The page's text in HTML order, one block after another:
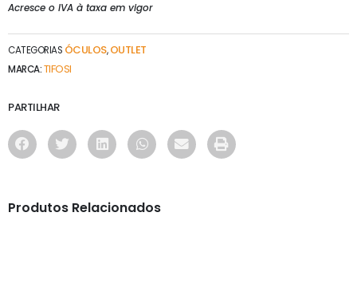
Acresce o IVA à taxa em vigor
CATEGORIAS ÓCULOS,OUTLET
MARCA:TIFOSI
PARTILHAR
Produtos Relacionados